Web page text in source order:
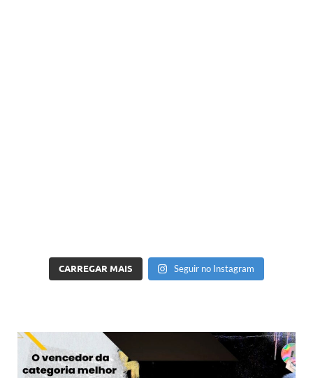
CARREGAR MAIS Seguir no Instagram